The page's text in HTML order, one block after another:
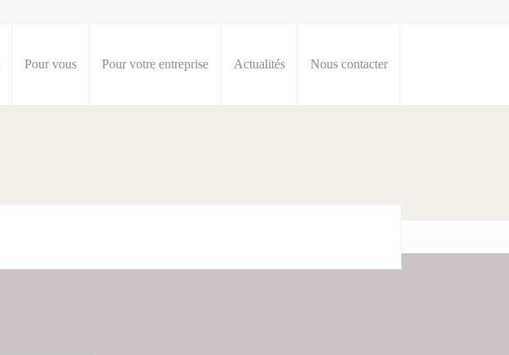
Pour vous Pour votre entreprise Actualités Nous contacter